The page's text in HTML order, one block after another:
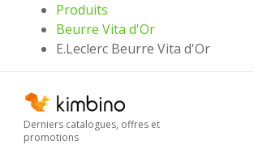
Produits
Beurre Vita d'Or
E.Leclerc Beurre Vita d'Or
Derniers catalogues, offres et
promotions